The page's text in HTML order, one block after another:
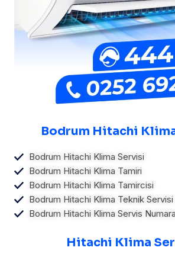
Bodrum Hitachi
Bodrum Hitachi Klima Servisi
Bodrum Hitachi Klima Tamiri
Bodrum Hitachi Klima Tamircisi
Bodrum Hitachi Klima Teknik Servisi
Bodrum Hitachi Klima Servis
Hitachi Klima